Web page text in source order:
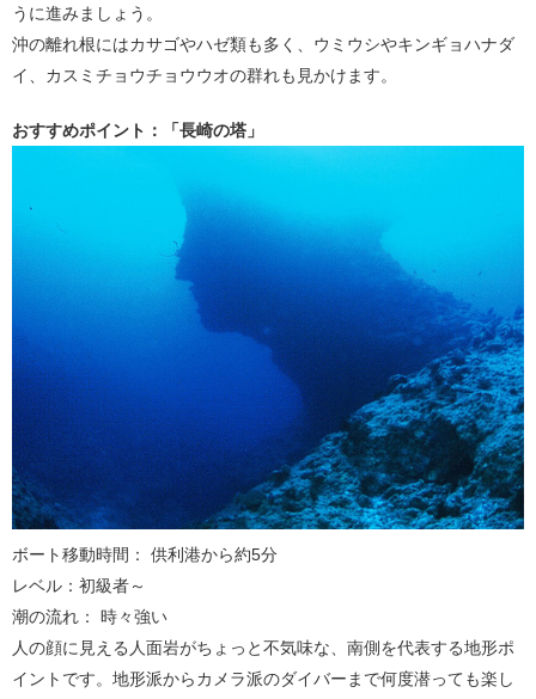
うに進みましょう。
沖の離れ根にはカサゴやハゼ類も多く、ウミウシやキンギョハナダ
イ、カスミチョウチョウウオの群れも見かけます。
おすすめポイント：「長崎の塔」
ボート移動時間： 供利港から約5分
レベル：初級者～
潮の流れ： 時々強い
人の顔に見える人面岩がちょっと不気味な、南側を代表する地形ポ
イントです。地形派からカメラ派のダイバーまで何度潜っても楽し